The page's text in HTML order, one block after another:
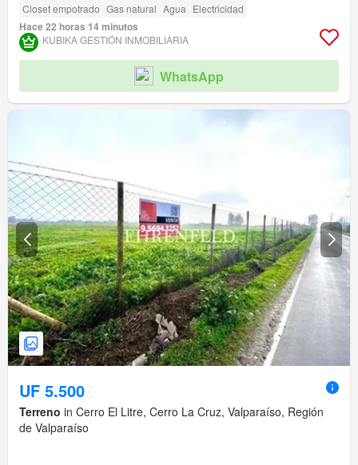
Closet empotrado Gas natural Agua Electricidad
Hace 22 horas 14 minutos
KUBIKA GESTIÓN INMOBILIARIA
WhatsApp
UF 5.500
Terreno in Cerro El Litre, Cerro La Cruz, Valparaíso, Región
de Valparaíso